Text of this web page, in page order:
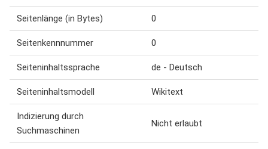
Seitenlänge (in Bytes) 0
Seitenkennnummer 0
Seiteninhaltssprache de - Deutsch
Seiteninhaltsmodell Wikitext
Indizierung durch
Suchmaschinen
Nicht erlaubt